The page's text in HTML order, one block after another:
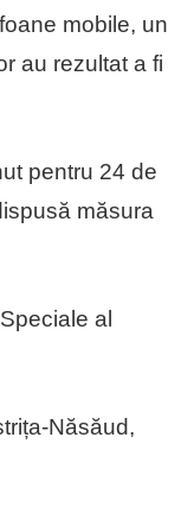
mobile, un
au rezultat a fi
pentru 24 de
măsura
al
Năsăud,